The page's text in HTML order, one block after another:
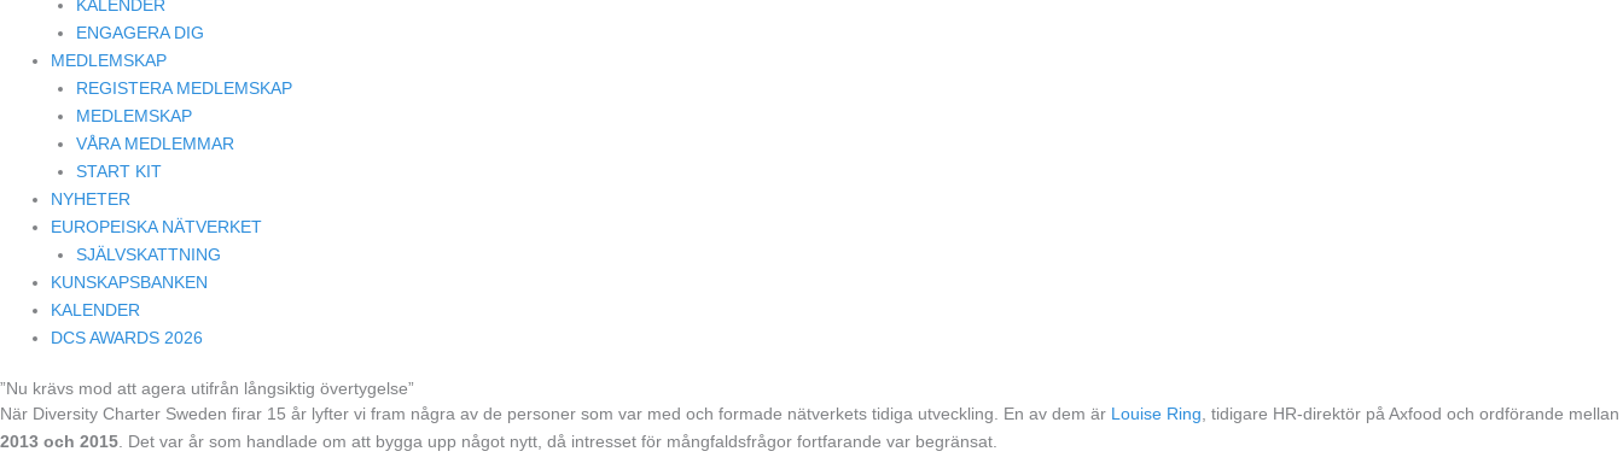
KALENDER
ENGAGERA DIG
MEDLEMSKAP
REGISTERA MEDLEMSKAP
MEDLEMSKAP
VÅRA MEDLEMMAR
START KIT
NYHETER
EUROPEISKA NÄTVERKET
SJÄLVSKATTNING
KUNSKAPSBANKEN
KALENDER
DCS AWARDS 2026
”Nu krävs mod att agera utifrån långsiktig övertygelse”
När Diversity Charter Sweden firar 15 år lyfter vi fram några av de personer som var med och formade nätverkets tidiga utveckling. En av dem är Louise Ring , tidigare HR-direktör på Axfood och ordförande mellan
2013 och 2015 . Det var år som handlade om att bygga upp något nytt, då intresset för mångfaldsfrågor fortfarande var begränsat.